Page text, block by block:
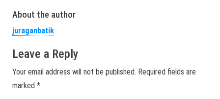
About the author
juraganbatik
Leave a Reply
Your email address will not be published. Required fields are
marked *